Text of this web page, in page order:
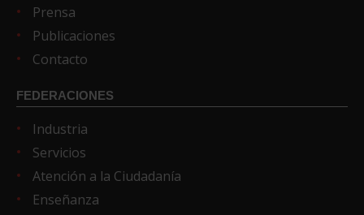
Prensa
Publicaciones
Contacto
FEDERACIONES
Industria
Servicios
Atención a la Ciudadanía
Enseñanza